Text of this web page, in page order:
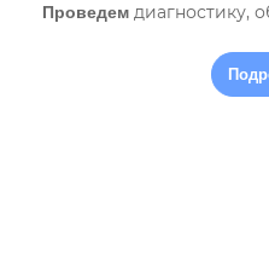
Проведем диагностику,